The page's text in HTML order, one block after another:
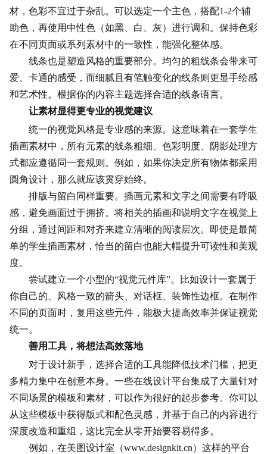
材，色彩不宜过于杂乱。可以选定一个主色，搭配1-2个辅
助色，再使用中性色（如黑、白、灰）进行调和。保持色彩
在不同页面或系列素材中的一致性，能强化整体感。
线条也是塑造风格的重要部分。均匀的粗线条会带来可
爱、卡通的感受，而细腻且有笔触变化的线条则更显手绘感
和艺术性。根据你的内容主题选择合适的线条语言。
让素材显得更专业的视觉建议
统一的视觉风格是专业感的来源。这意味着在一套学生
插画素材中，所有元素的线条粗细、色彩明度、阴影处理方
式都应遵循同一套规则。例如，如果你决定所有物体都采用
圆角设计，那么就应该贯穿始终。
排版与留白同样重要。插画元素和文字之间需要有呼吸
感，避免画面过于拥挤。将相关的插画和说明文字在视觉上
分组，通过间距和对齐来建立清晰的阅读层次。即使是最简
单的学生插画素材，恰当的留白也能大幅提升可读性和美观
度。
尝试建立一个小型的“视觉元件库”。比如设计一套属于
你自己的、风格一致的箭头、对话框、装饰性边框。在制作
不同的页面时，复用这些元件，能极大提高效率并保证视觉
统一。
善用工具，将想法高效落地
对于设计新手，选择合适的工具能降低技术门槛，把更
多精力集中在创意本身。一些在线设计平台集成了大量针对
不同场景的模板和素材，可以作为很好的起步参考。你可以
从这些模板中获得版式和配色灵感，并基于自己的内容进行
深度改造和重组，这比完全从零开始要容易得多。
例如，在美图设计室（www.designkit.cn）这样的平台